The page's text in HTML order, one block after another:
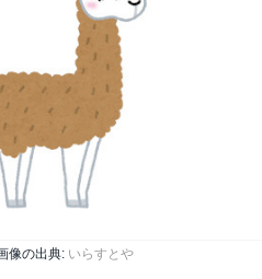
像の出典: いらすとや